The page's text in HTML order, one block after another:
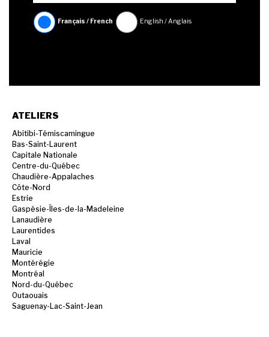
Français / French English / Anglais
ATELIERS
Abitibi-Témiscamingue
Bas-Saint-Laurent
Capitale Nationale
Centre-du-Québec
Chaudière-Appalaches
Côte-Nord
Estrie
Gaspésie-Îles-de-la-Madeleine
Lanaudière
Laurentides
Laval
Mauricie
Montérégie
Montréal
Nord-du-Québec
Outaouais
Saguenay-Lac-Saint-Jean